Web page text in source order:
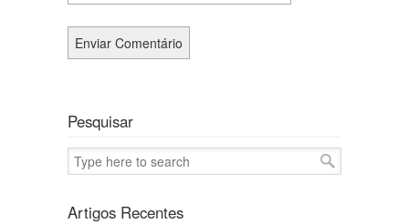
Pesquisar
Artigos Recentes